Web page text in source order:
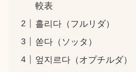
較表
흘리다（フルリダ）
쏟다（ソッタ）
엎지르다（オプチルダ）